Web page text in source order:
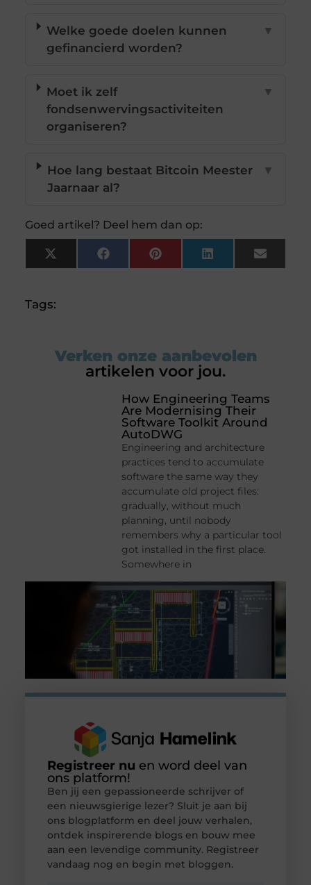
Welke goede doelen kunnen
gefinancierd worden?
▼
Moet ik zelf
fondsenwervingsactiviteiten
organiseren?
▼
Hoe lang bestaat Bitcoin Meester
Jaarnaar al?
▼
Goed artikel? Deel hem dan op:
X
(Twitter)
FacebookPinterestLinkedInEmail
Tags:
Verken onze aanbevolen
artikelen voor jou.
How Engineering Teams
Are Modernising Their
Software Toolkit Around
AutoDWG
Engineering and architecture
practices tend to accumulate
software the same way they
accumulate old project files:
gradually, without much
planning, until nobody
remembers why a particular tool
got installed in the first place.
Somewhere in
Registreer nu en word deel van
ons platform!
Ben jij een gepassioneerde schrijver of
een nieuwsgierige lezer? Sluit je aan bij
ons blogplatform en deel jouw verhalen,
ontdek inspirerende blogs en bouw mee
aan een levendige community. Registreer
vandaag nog en begin met bloggen.